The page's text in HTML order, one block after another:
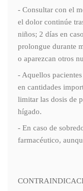
- Consultar con el
el dolor continúe
niños; 2 días en
prolongue durante
o aparezcan otros
- Aquellos
en cantidades
limitar las dosis de
hígado.
- En caso de
farmacéutico,